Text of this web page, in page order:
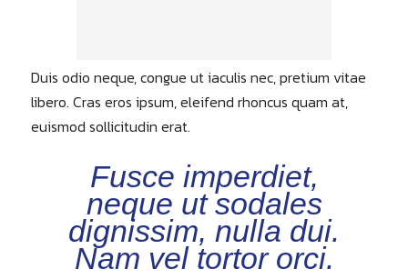
Duis odio neque, congue ut iaculis nec, pretium vitae
libero. Cras eros ipsum, eleifend rhoncus quam at,
euismod sollicitudin erat.
Fusce imperdiet,
neque ut sodales
dignissim, nulla dui.
Nam vel tortor orci.